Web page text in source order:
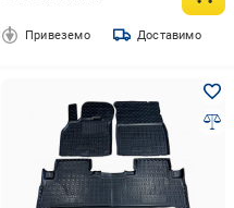
Привеземо Доставимо